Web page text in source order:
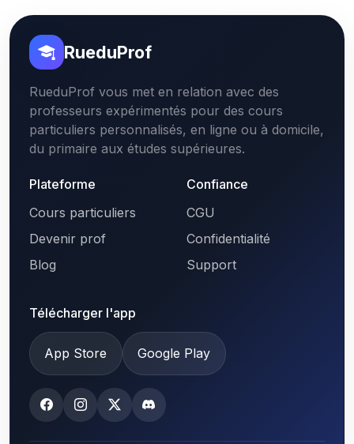
RueduProf
RueduProf vous met en relation avec des
professeurs expérimentés pour des cours
particuliers personnalisés, en ligne ou à domicile,
du primaire aux études supérieures.
Plateforme
Cours particuliers
Devenir prof
Blog
Confiance
CGU
Confidentialité
Support
Télécharger l'app
App Store Google Play